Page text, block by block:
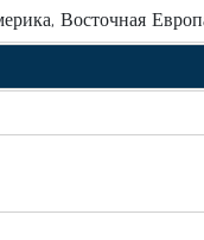
Восточная